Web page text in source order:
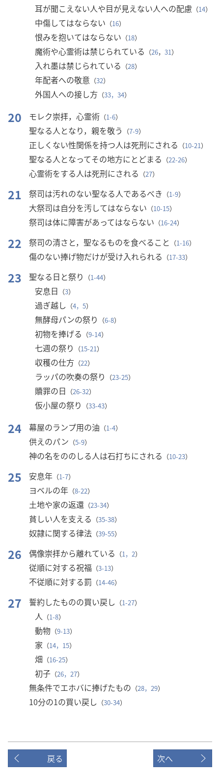
耳が聞こえない人や目が見えない人への配慮 （14）
中傷してはならない （16）
恨みを抱いてはならない （18）
魔術や心霊術は禁じられている （26， 31）
入れ墨は禁じられている （28）
年配者への敬意 （32）
外国人への接し方（33，34）
20 モレク崇拝，心霊術（1-6）
聖なる人となり，親を敬う （7-9）
正しくない性関係を持つ人は死刑にされる （10-21）
聖なる人となってその地方にとどまる （22-26）
心霊術をする人は死刑にされる （27）
21 祭司は汚れのない聖なる人であるべき （1-9）
大祭司は自分を汚してはならない （10-15）
祭司は体に障害があってはならない （16-24）
22 祭司の清さと，聖なるものを食べること （1-16）
傷のない捧げ物だけが受け入れられる （17-33）
23 聖なる日と祭り （1-44）
安息日 （3）
過ぎ越し （4，5）
無酵母パンの祭り （6-8）
初物を捧げる （9-14）
七週の祭り （15-21）
収穫の仕方（22）
ラッパの吹奏の祭り （23-25）
贖罪の日 （26-32）
仮小屋の祭り （33-43）
24 幕屋のランプ用の油 （1-4）
供えのパン （5-9）
神の名をののしる人は石打ちにされる （10-23）
25 安息年（1-7）
ヨベルの年（8-22）
土地や家の返還 （23-34）
貧しい人を支える （35-38）
奴隷に関する律法（39-55）
26 偶像崇拝から離れている （1，2）
従順に対する祝福 （3-13）
不従順に対する罰 （14-46）
27 誓約したものの買い戻し （1-27）
人 （1-8）
動物（9-13）
家 （14，15）
畑 （16-25）
初子（26，27）
無条件でエホバに捧げたもの （28，29）
10分の1の買い戻し （30-34）
戻る 次へ